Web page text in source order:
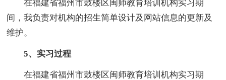
在福建省福州市鼓楼区闽师教育培训机构实习期
间，我负责对机构的招生简单设计及网站信息的更新及
维护。
5、实习过程
在福建省福州市鼓楼区闽师教育培训机构实习期